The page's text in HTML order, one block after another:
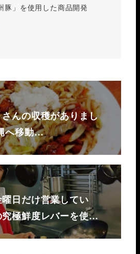
豚」を使用した商品開発
んの収穫がありまし
へ移動…
日だけ営業してい
究極鮮度レバーを使…